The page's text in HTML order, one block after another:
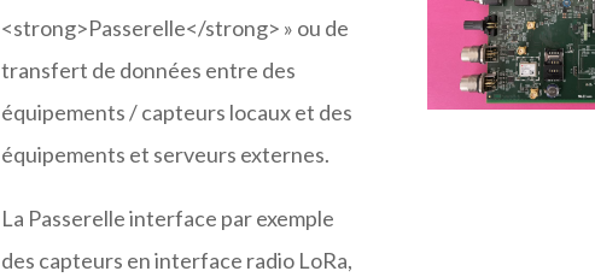
<strong>Passerelle</strong> » ou de
transfert de données entre des
équipements / capteurs locaux et des
équipements et serveurs externes.
La Passerelle interface par exemple
des capteurs en interface radio LoRa,